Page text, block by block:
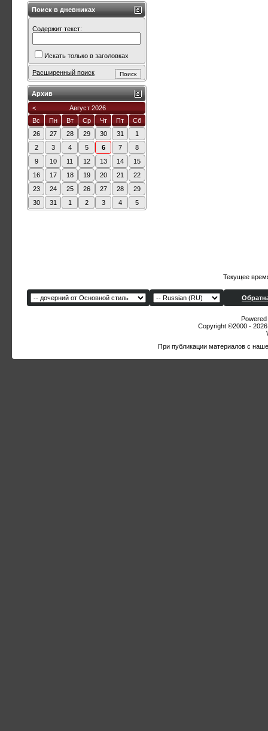
Поиск в дневниках
Содержит текст:
Искать только в заголовках
Расширенный поиск
Архив
<
Август 2026
Вс
Пн Вт Ср Чт Пт
Сб
26
27 28 29 30 31
1
2
3 4 5 6 7
8
9
10 11 12 13 14
15
16
17 18 19 20 21
22
23
24 25 26 27 28
29
30
31 1 2 3 4 5
Текущее
Copyright ©2000 -
При публикации материалов с